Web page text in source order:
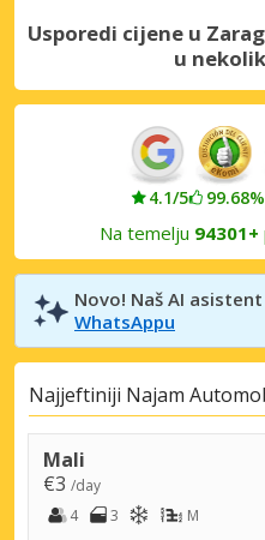
Usporedi cijene u
u
4.1/5 99.68%
Na temelju 94301+
Novo! Naš AI
WhatsAppu
Najjeftiniji Najam
Mali
€3 /day
4
3 M